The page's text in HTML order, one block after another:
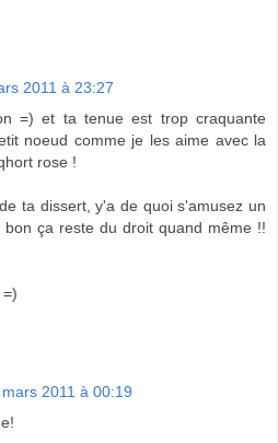
2011 à 23:27
=) et ta tenue est trop craquante
noeud comme je les aime avec la
rose !
ta dissert, y'a de quoi s'amusez un
ça reste du droit quand même !!
2011 à 00:19